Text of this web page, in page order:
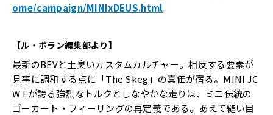
ome/campaign/MINIxDEUS.html
【ル・ボラン編集部より】
最新のBEVと土臭いカスタムカルチャー。相反する要素が
見事に調和する点に「The Skeg」の真価が宿る。MINI JC
W Eが誇る強烈なトルクとしなやかな走りは、ミニ伝統の
ゴーカート・フィーリングの再定義である。あえて縫い目